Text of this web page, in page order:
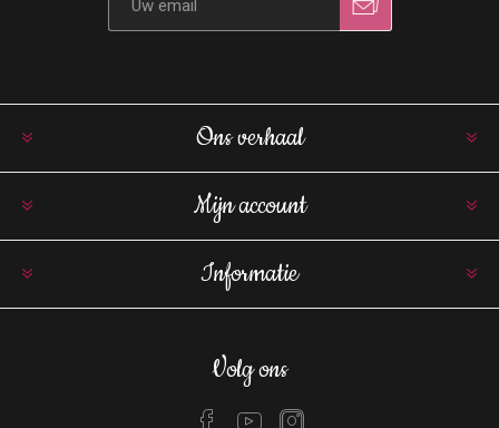
Ons verhaal
Mijn account
Informatie
Volg ons